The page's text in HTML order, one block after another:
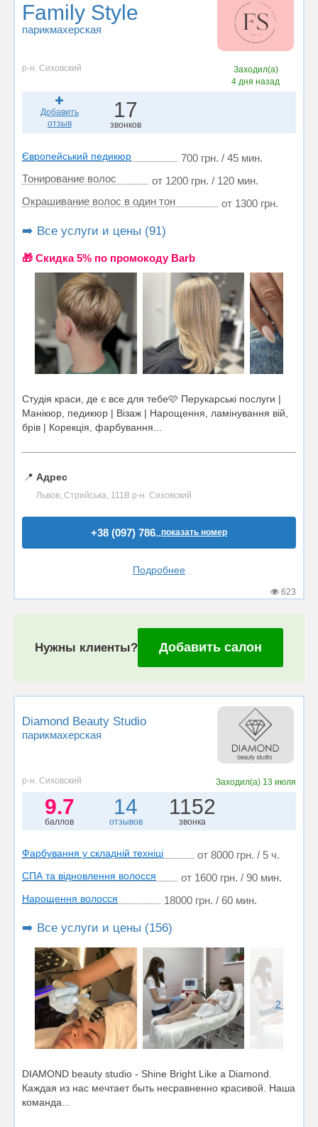
Family Style
парикмахерская
р-н. Сиховский
Заходил(а)
4 дня назад
Добавить
отзыв
17
звонков
Європейський педикюр
700 грн. / 45 мин.
Тонирование волос
от 1200 грн. / 120 мин.
Окрашивание волос в один тон
от 1300 грн.
➡️ Все услуги и цены (91)
🎁 Cкидка 5% по промокоду Barb
Студія краси, де є все для тебе🩷 Перукарські послуги |
Манікюр, педикюр | Візаж | Нарощення, ламінування вій,
брів | Корекція, фарбування...
📍 Адрес
Львов, Стрийська, 111В р-н. Сиховский
+38 (097) 786..показать номер
Подробнее
623
Нужны клиенты? Добавить салон
Diamond Beauty Studio
парикмахерская
р-н. Сиховский Заходил(а) 13 июля
9.7
баллов
14
отзывов
1152
звонка
Фарбування у складній техніці от 8000 грн. / 5 ч.
СПА та відновлення волосся от 1600 грн. / 90 мин.
Нарощення волосся 18000 грн. / 60 мин.
➡️ Все услуги и цены (156)
2 фото
DIAMOND beauty studio - Shine Bright Like a Diamond.
Каждая из нас мечтает быть несравненно красивой. Наша
команда...